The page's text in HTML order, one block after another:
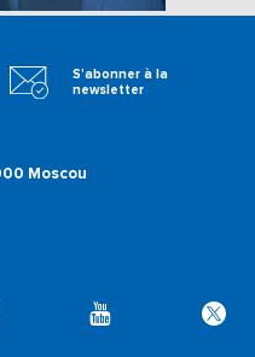
Moscou
S'abonner à la
newsletter